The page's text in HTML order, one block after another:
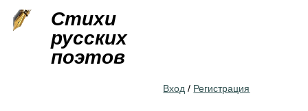
Стихи
русских
поэтов
Вход / Регистрация